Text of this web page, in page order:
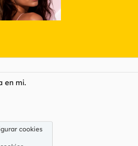
en mi.
cookies